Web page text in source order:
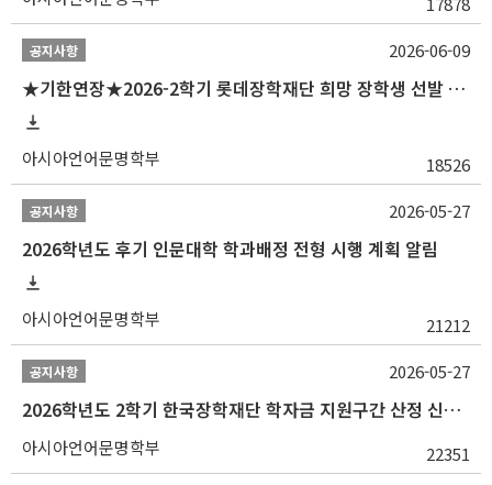
공지사항
★기한연장★2026-2학기 롯데장학재단 희망 장학생 선발 안내(~6/15
아시아언어문명학부 18526
2026-06-09
공지사항
2026학년도 후기 인문대학 학과배정 전형 시행 계획 알림
아시아언어문명학부 21212
2026-05-27
공지사항
2026학년도 2학기 한국장학재단 학자금 지원구간 산정 신청 안내
아시아언어문명학부 22351
2026-05-27